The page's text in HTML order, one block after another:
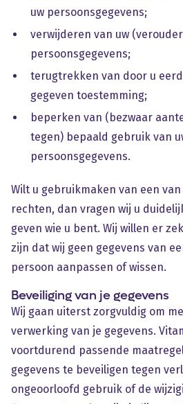
uw persoonsgegevens;
verwijderen van uw
persoonsgegevens;
terugtrekken van door u
gegeven toestemming;
beperken van (bezwaar
tegen) bepaald gebruik van
persoonsgegevens.
Wilt u gebruikmaken van een van
rechten, dan vragen wij u
geven wie u bent. Wij willen er
zijn dat wij geen gegevens van
persoon aanpassen of wissen.
Beveiliging van je gegevens
Wij gaan uiterst zorgvuldig om
verwerking van je gegevens.
voortdurend passende
gegevens te beveiligen tegen
ongeoorloofd gebruik of de